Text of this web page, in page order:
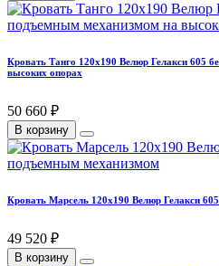
Кровать Танго 120х190 Велюр Гелакси 605
высоких опорах
50 660 ₽
В корзину
Кровать Марсель 120х190 Велюр Гелакси
49 520 ₽
В корзину